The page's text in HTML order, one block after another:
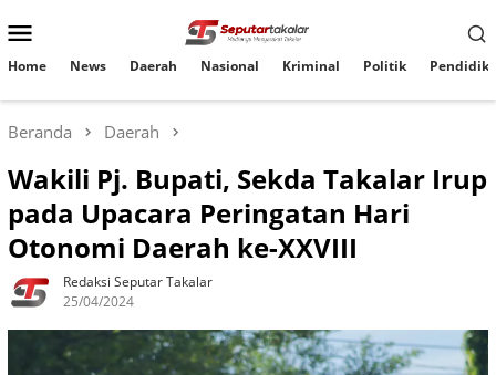
ke
Mobile
Home News Daerah Nasional Kriminal Politik
Beranda Daerah
Wakili Pj. Bupati, Sekda Takalar Irup
pada Upacara Peringatan Hari
Otonomi Daerah ke-XXVIII
Redaksi Seputar Takalar
25/04/2024